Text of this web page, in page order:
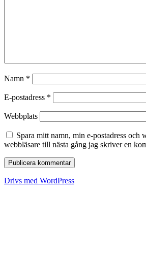
Namn *
E-postadress *
Webbplats
Spara mitt namn, min e-postadress och
webbläsare till nästa gång jag skriver en
Drivs med WordPress